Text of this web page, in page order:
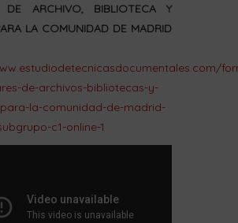
DE ARCHIVO, BIBLIOTECA Y
LA COMUNIDAD DE MADRID
de-archivos-bibliotecas-y-
la-comunidad-de-madrid-
c1-online-1